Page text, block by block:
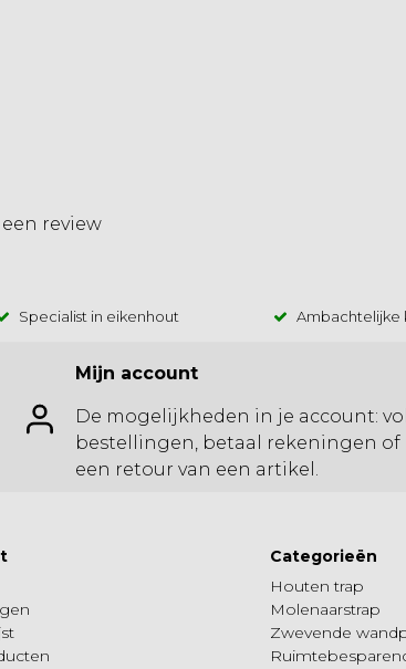
review
Specialist in eikenhout Ambachtelijke
Mijn account
De mogelijkheden in je account:
bestellingen, betaal rekeningen of
een retour van een artikel.
Categorieën
Houten trap
Molenaarstrap
Zwevende